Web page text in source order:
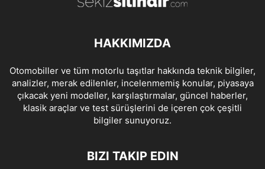
HAKKIMIZDA
Otomobiller ve tüm motorlu taşıtlar hakkında teknik bilgiler,
analizler, merak edilenler, incelenmemiş konular, piyasaya
çıkacak yeni modeller, karşılaştırmalar, güncel haberler,
klasik araçlar ve test sürüşlerini de içeren çok çeşitli
bilgiler sunuyoruz.
BIZI TAKIP EDIN